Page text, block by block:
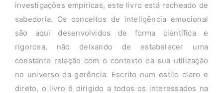
investigações empíricas, este livro está recheado de
sabedoria. Os conceitos de inteligência emocional
são aqui desenvolvidos de forma científica e
rigorosa, não deixando de estabelecer uma
constante relação com o contexto da sua utilização
no universo da gerência. Escrito num estilo claro e
direto, o livro é dirigido a todos os interessados na